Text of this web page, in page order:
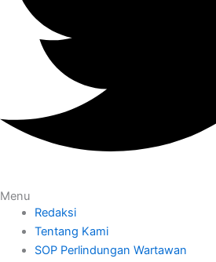
Menu
Redaksi
Tentang Kami
SOP Perlindungan Wartawan